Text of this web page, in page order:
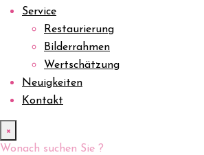
Service
Restaurierung
Bilderrahmen
Wertschätzung
Neuigkeiten
Kontakt
×
Wonach suchen Sie ?